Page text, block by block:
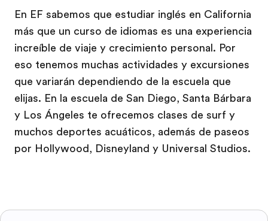
En EF sabemos que estudiar inglés en California
más que un curso de idiomas es una experiencia
increíble de viaje y crecimiento personal. Por
eso tenemos muchas actividades y excursiones
que variarán dependiendo de la escuela que
elijas. En la escuela de San Diego, Santa Bárbara
y Los Ángeles te ofrecemos clases de surf y
muchos deportes acuáticos, además de paseos
por Hollywood, Disneyland y Universal Studios.